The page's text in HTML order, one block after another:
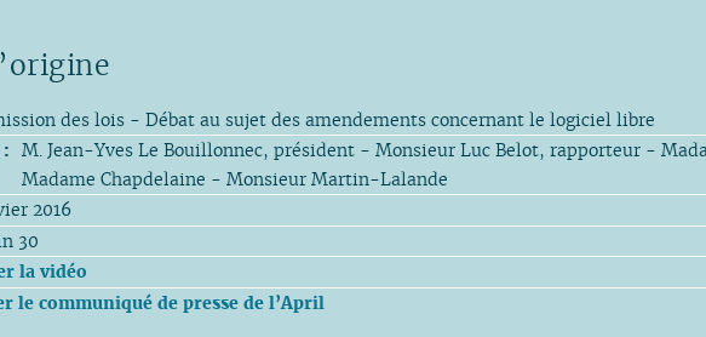
des lois - Débat au sujet des amendements concernant le logiciel libre
M. Jean-Yves Le Bouillonnec, président - Monsieur Luc Belot, rapporteur -
Madame Chapdelaine - Monsieur Martin-Lalande
2016
30
la vidéo
le communiqué de presse de l’April